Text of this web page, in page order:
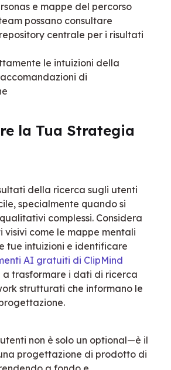
e mappe del percorso
possano consultare
centrale per i risultati
le intuizioni della
di
la Tua Strategia
della ricerca sugli utenti
specialmente quando si
complessi. Considera
visivi come le mappe mentali
tue intuizioni e identificare
AI gratuiti di ClipMind
a trasformare i dati di ricerca
strutturati che informano le
non è solo un optional—è il
progettazione di prodotto di